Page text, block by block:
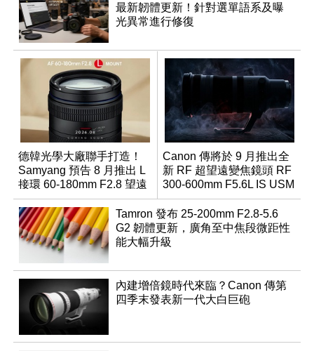
最新韌體更新！針對選單語系及曝
光異常進行修復
德韓光學大廠聯手打造！
Samyang 預告 8 月推出 L
接環 60-180mm F2.8 望遠
變焦鏡
Canon 傳將於 9 月推出全
新 RF 超望遠變焦鏡頭 RF
300-600mm F5.6L IS USM
Tamron 發布 25-200mm F2.8-5.6
G2 韌體更新，廣角至中焦段微距性
能大幅升級
內建增倍鏡時代來臨？Canon 傳第
四季末發表新一代大白巨砲